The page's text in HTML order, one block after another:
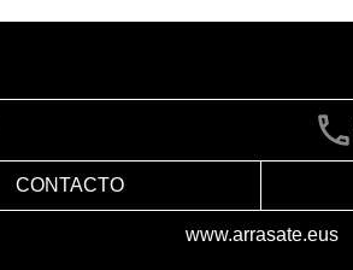
CONTACTO
www.arrasate.eus